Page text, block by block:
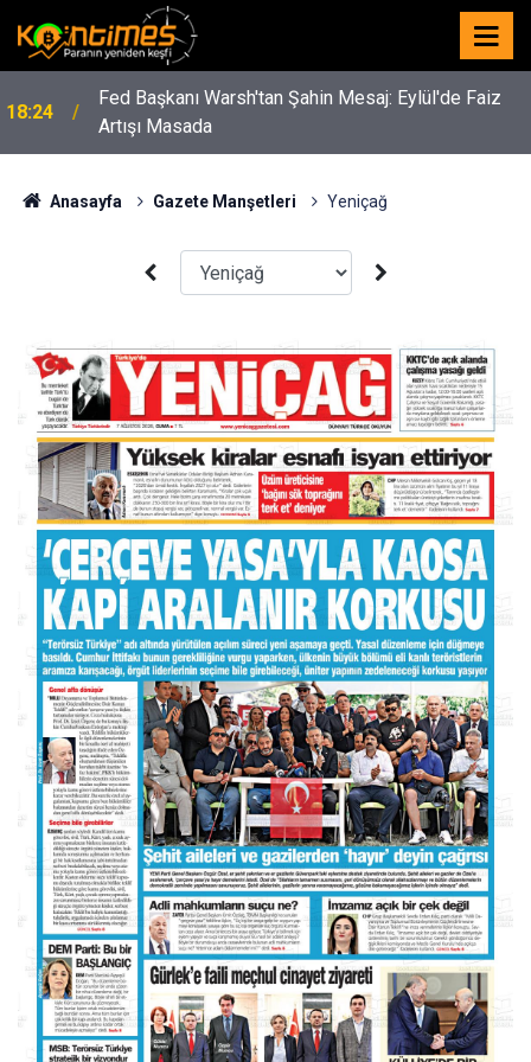
18:24
Fed Başkanı Warsh'tan Şahin Mesaj: Eylül'de Faiz
Artışı Masada
Anasayfa Gazete Manşetleri Yeniçağ